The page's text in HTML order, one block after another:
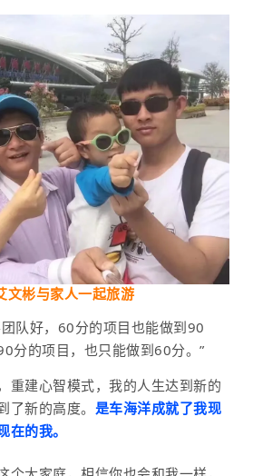
文彬与家人一起旅游
队好，60分的项目也能做到90
分的项目，也只能做到60分。”
重建心智模式，我的人生达到新的
了新的高度。 是车海洋成就了我现
在的我。